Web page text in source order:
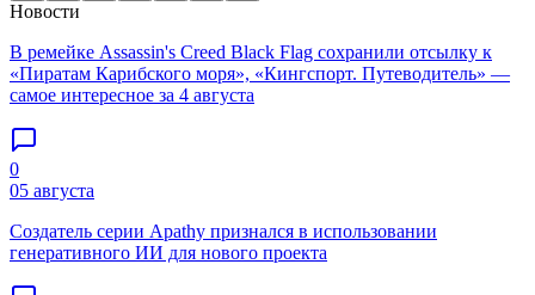
Новости
В ремейке Assassin's Creed Black Flag сохранили отсылку к
«Пиратам Карибского моря», «Кингспорт. Путеводитель» —
самое интересное за 4 августа
0
05 августа
Создатель серии Apathy признался в использовании
генеративного ИИ для нового проекта